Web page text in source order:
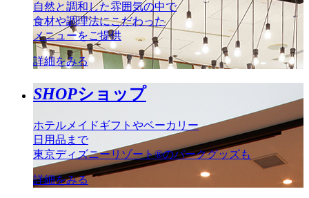
自然と調和した雰囲気の中で
食材や調理法にこだわった
メニューをご提供
詳細をみる
SHOPショップ
ホテルメイドギフトやベーカリー
日用品まで
東京ディズニーリゾート®のパークグッズも
詳細をみる